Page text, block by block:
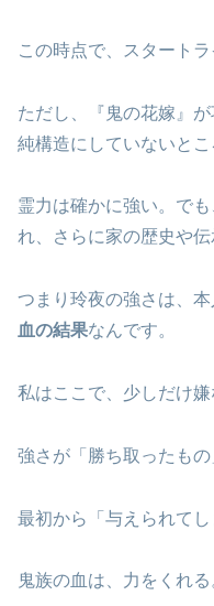
この時点で、スタートラ
ただし、『鬼の花嫁』
純構造にしていないとこ
霊力は確かに強い。で
れ、さらに家の歴史や伝
つまり玲夜の強さは、本
血の結果なんです。
私はここで、少しだけ嫌
強さが「勝ち取ったもの
最初から「与えられてし
鬼族の血は、力をくれる